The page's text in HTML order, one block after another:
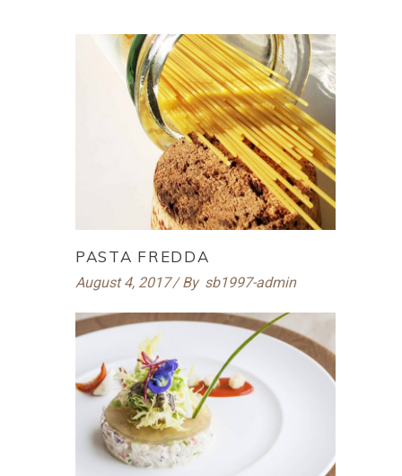
PASTA FREDDA
August 4, 2017 By sb1997-admin